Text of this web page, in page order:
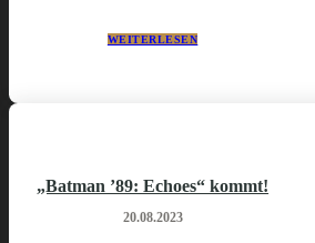
WEITERLESEN
„Batman ’89: Echoes“ kommt!
20.08.2023